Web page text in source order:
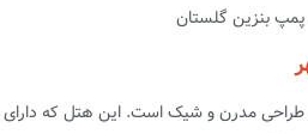
نوساز با طراحی مدرن و شیک است. این هتل که دارای